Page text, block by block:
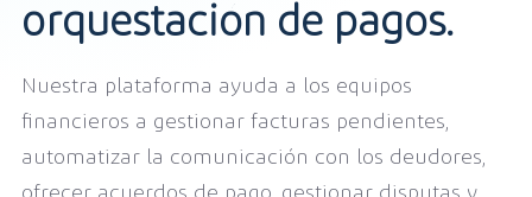
orquestación de pagos.
Nuestra plataforma ayuda a los equipos
financieros a gestionar facturas pendientes,
automatizar la comunicación con los deudores,
ofrecer acuerdos de pago, gestionar disputas y